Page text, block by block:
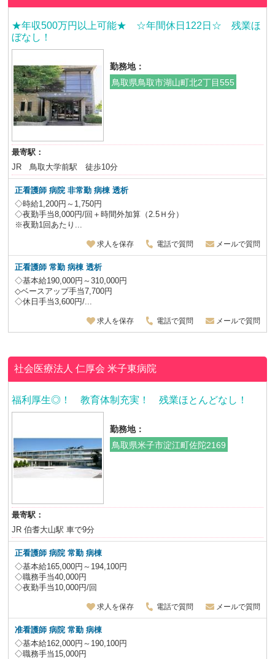
★年収500万円以上可能★ ☆年間休日122日☆ 残業ほ
ぼなし！
勤務地：
鳥取県鳥取市湖山町北2丁目555
最寄駅：
JR 鳥取大学前駅 徒歩10分
正看護師 病院 非常勤病棟 透析
◇時給1,200円～1,750円
◇夜勤手当8,000円/回＋時間外加算（2.5Ｈ分）
※夜勤1回あたり...
求人を保存 電話で質問 メールで質問
正看護師 常勤 病棟 透析
◇基本給190,000円～310,000円
◇ベースアップ手当7,700円
◇休日手当3,600円/...
求人を保存 電話で質問 メールで質問
社会医療法人 仁厚会米子東病院
福利厚生◎！ 教育体制充実！ 残業ほとんどなし！
勤務地：
鳥取県米子市淀江町佐陀2169
最寄駅：
JR 伯耆大山駅 車で9分
正看護師 病院 常勤 病棟
◇基本給165,000円～194,100円
◇職務手当40,000円
◇夜勤手当10,000円/回
求人を保存 電話で質問 メールで質問
准看護師 病院 常勤 病棟
◇基本給162,000円～190,100円
◇職務手当15,000円